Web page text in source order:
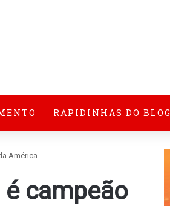
RAPIDINHAS DO BLOG
América
campeão